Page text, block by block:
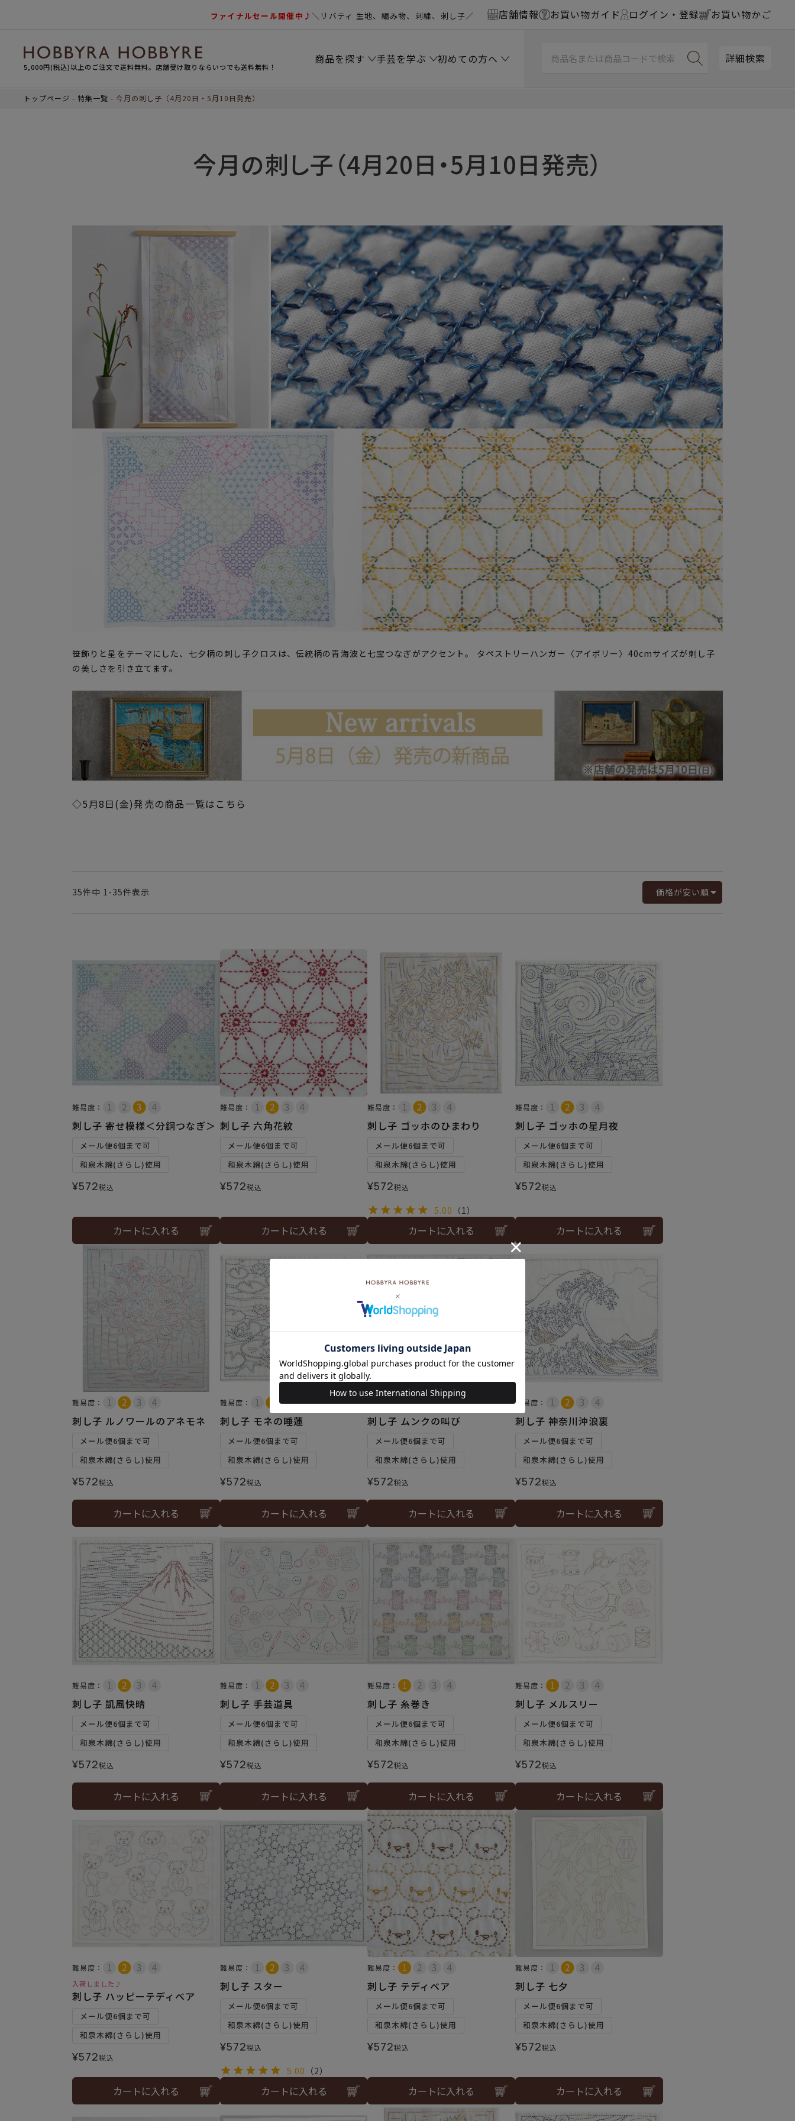
ファイナルセール開催中♪＼リバティ 生地、編み物、刺繍、刺し子／ 店舗情報 お買い物ガイド ログイン・登録 お買い物かご
5,000円(税込)以上のご注文で送料無料。店舗受け取りならいつでも送料無料！
商品を探す 手芸を学ぶ 初めての方へ 詳細検索
トップページ 特集一覧 今月の刺し子（4月20日・5月10日発売）
今月の刺し子（4月20日・5月10日発売）
笹飾りと星をテーマにした、七夕柄の刺し子クロスは、伝統柄の青海波と七宝つなぎがアクセント。 タペストリーハンガー〈アイボリー〉40cmサイズが刺し子
の美しさを引き立てます。
◇5月8日(金)発売の商品一覧はこちら
価格が安い順
35件中 1-35件表示
難易度：
刺し子 寄せ模様＜分銅つなぎ＞
メール便6個まで可
和泉木綿(さらし)使用
¥572税込
カートに入れる
難易度：
刺し子 六角花紋
メール便6個まで可
和泉木綿(さらし)使用
¥572税込
カートに入れる
難易度：
刺し子 ゴッホのひまわり
メール便6個まで可
和泉木綿(さらし)使用
¥572税込
5.00 （1）
カートに入れる
難易度：
刺し子 ゴッホの星月夜
メール便6個まで可
和泉木綿(さらし)使用
¥572税込
カートに入れる
難易度：
刺し子 ルノワールのアネモネ
メール便6個まで可
和泉木綿(さらし)使用
¥572税込
カートに入れる
難易度：
刺し子 モネの睡蓮
メール便6個まで可
和泉木綿(さらし)使用
¥572税込
カートに入れる
難易度：
刺し子 ムンクの叫び
メール便6個まで可
和泉木綿(さらし)使用
¥572税込
カートに入れる
難易度：
刺し子 神奈川沖浪裏
メール便6個まで可
和泉木綿(さらし)使用
¥572税込
カートに入れる
難易度：
刺し子 凱風快晴
メール便6個まで可
和泉木綿(さらし)使用
¥572税込
カートに入れる
難易度：
刺し子 手芸道具
メール便6個まで可
和泉木綿(さらし)使用
¥572税込
カートに入れる
難易度：
刺し子 糸巻き
メール便6個まで可
和泉木綿(さらし)使用
¥572税込
カートに入れる
難易度：
刺し子 メルスリー
メール便6個まで可
和泉木綿(さらし)使用
¥572税込
カートに入れる
難易度：
入荷しました♪
刺し子 ハッピーテディベア
メール便6個まで可
和泉木綿(さらし)使用
¥572税込
カートに入れる
難易度：
刺し子 スター
メール便6個まで可
和泉木綿(さらし)使用
¥572税込
5.00 （2）
カートに入れる
難易度：
刺し子 テディベア
メール便6個まで可
和泉木綿(さらし)使用
¥572税込
カートに入れる
難易度：
刺し子 七夕
メール便6個まで可
和泉木綿(さらし)使用
¥572税込
カートに入れる